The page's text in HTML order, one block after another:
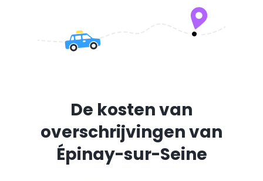
De kosten van
overschrijvingen van
Épinay-sur-Seine